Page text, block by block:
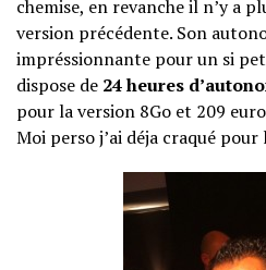
chemise, en revanche il n’y a
version précédente. Son
impréssionnante pour un si
dispose de 24 heures
pour la version 8Go et 209
Moi perso j’ai déja craqué pour